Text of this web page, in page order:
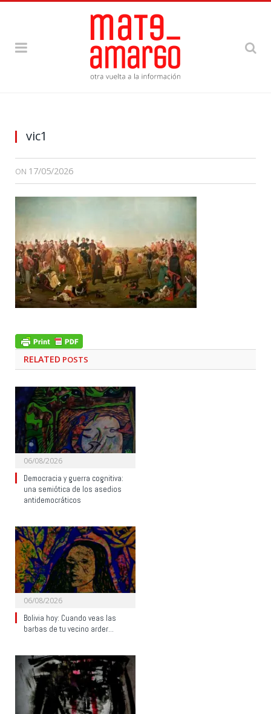
vic1
ON 17/05/2026
RELATED POSTS
06/08/2026
Democracia y guerra cognitiva:
una semiótica de los asedios
antidemocráticos
06/08/2026
Bolivia hoy: Cuando veas las
barbas de tu vecino arder…